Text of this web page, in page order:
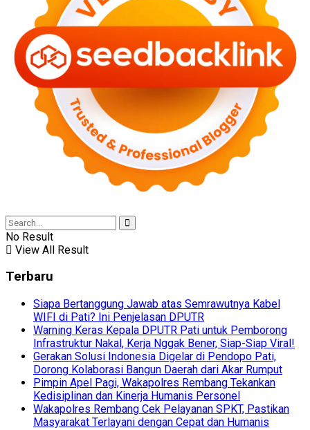
No Result
View All Result
Terbaru
Siapa Bertanggung Jawab atas Semrawutnya Kabel
WIFI di Pati? Ini Penjelasan DPUTR
Warning Keras Kepala DPUTR Pati untuk Pemborong
Infrastruktur Nakal, Kerja Nggak Bener, Siap-Siap Viral!
Gerakan Solusi Indonesia Digelar di Pendopo Pati,
Dorong Kolaborasi Bangun Daerah dari Akar Rumput
Pimpin Apel Pagi, Wakapolres Rembang Tekankan
Kedisiplinan dan Kinerja Humanis Personel
Wakapolres Rembang Cek Pelayanan SPKT, Pastikan
Masyarakat Terlayani dengan Cepat dan Humanis